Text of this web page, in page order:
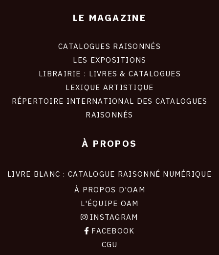
LE MAGAZINE
CATALOGUES RAISONNÉS
LES EXPOSITIONS
LIBRAIRIE : LIVRES & CATALOGUES
LEXIQUE ARTISTIQUE
RÉPERTOIRE INTERNATIONAL DES CATALOGUES
RAISONNÉS
À PROPOS
LIVRE BLANC : CATALOGUE RAISONNÉ NUMÉRIQUE
À PROPOS D'OAM
L'ÉQUIPE OAM
INSTAGRAM
FACEBOOK
CGU